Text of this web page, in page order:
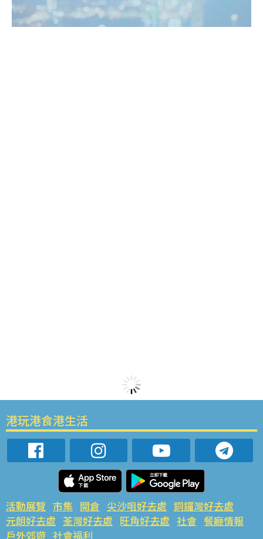
港玩港食港生活
活動展覽 市集 開倉 尖沙咀好去處 銅鑼灣好去處
元朗好去處 荃灣好去處 旺角好去處 社會 餐廳情報
戶外郊遊 社會福利